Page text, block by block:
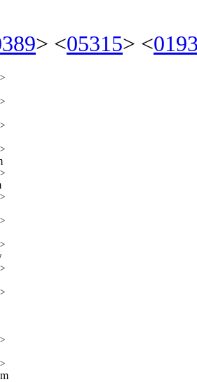
> <05315> <
>
>
>
>
>
>
>
>
>
>
>
>